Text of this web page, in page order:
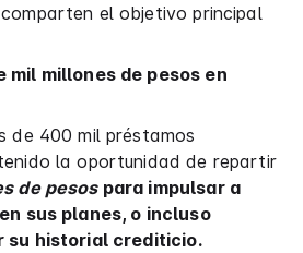
el objetivo principal
mil millones de pesos en
de 400 mil préstamos
la oportunidad de repartir
de pesospara impulsar a
sus planes, o incluso
su historial crediticio.